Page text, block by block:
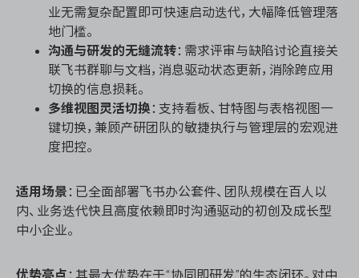
业无需复杂配置即可快速启动迭代，大幅降低管理落
地门槛。
沟通与研发的无缝流转：需求评审与缺陷讨论直接关
联飞书群聊与文档，消息驱动状态更新，消除跨应用
切换的信息损耗。
多维视图灵活切换 ：支持看板、甘特图与表格视图一
键切换，兼顾产研团队的敏捷执行与管理层的宏观进
度把控。
适用场景 ：已全面部署飞书办公套件、团队规模在百人以
内、业务迭代快且高度依赖即时沟通驱动的初创及成长型
中小企业。
优势亮点 ：其最大优势在于“协同即研发”的生态闭环。对中